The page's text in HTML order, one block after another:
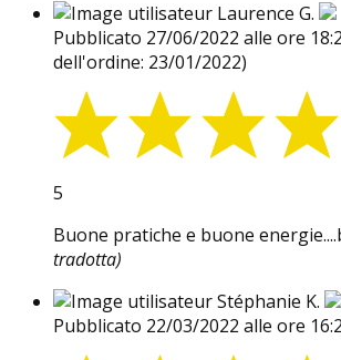
Laurence G.
Pubblicato 27/06/2022 alle ore
dell'ordine: 23/01/2022)
5
Buone pratiche e buone
tradotta)
Stéphanie K.
Pubblicato 22/03/2022 alle ore